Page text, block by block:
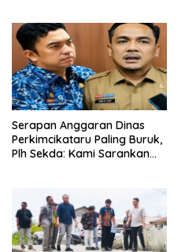
Serapan Anggaran Dinas
Perkimcikataru Paling Buruk,
Plh Sekda: Kami Sarankan